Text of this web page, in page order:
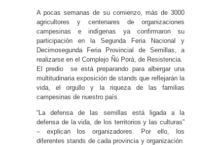
A pocas semanas de su comienzo, más de 3000
agricultores y centenares de organizaciones
campesinas e indígenas ya confirmaron su
participación en la Segunda Feria Nacional y
Decimosegunda Feria Provincial de Semillas, a
realizarse en el Complejo Ñú Porá, de Resistencia.
El predio se está preparando para albergar una
multitudinaria exposición de stands que reflejarán la
vida, el orgullo y la riqueza de las familias
campesinas de nuestro país.
“La defensa de las semillas está ligada a la
defensa de la vida, de los territorios y las culturas”
– explican los organizadores. Por ello, los
diferentes stands de cada provincia y organización